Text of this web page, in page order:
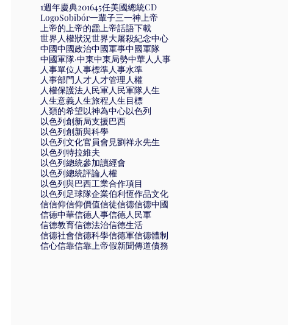
1週年慶典201645任美國總統CD
LogoSobibór一輩子三一神 上帝
上帝的 上帝的霝 上帝話語下載
世界人權狀況世界大屠殺紀念中心
中國中國政治中國軍事中國軍隊
中國軍隊·中東中東局勢中華人 人事
人事單位 人事標準人事水準
人事部門 人才人才管理 人權
人權保護法人民軍人民軍隊人生
人生意義人生旅程 人生目標
人類的希望以神為中心以色列
以色列創新局支援巴西
以色列創新與科學
以色列文化官員會見劉祥永先生
以色列特拉維夫
以色列總統參加讀經會
以色列總統評論人權
以色列與巴西工業合作項目
以色列足球隊企業伯利恆作品文化
信信仰信仰價值信徒信德信德中國
信德中華信德人事信德人民軍
信德教育信德法治信德生活
信德社會信德科學信德軍信德體制
信心信靠信靠上帝假新聞傳道債務